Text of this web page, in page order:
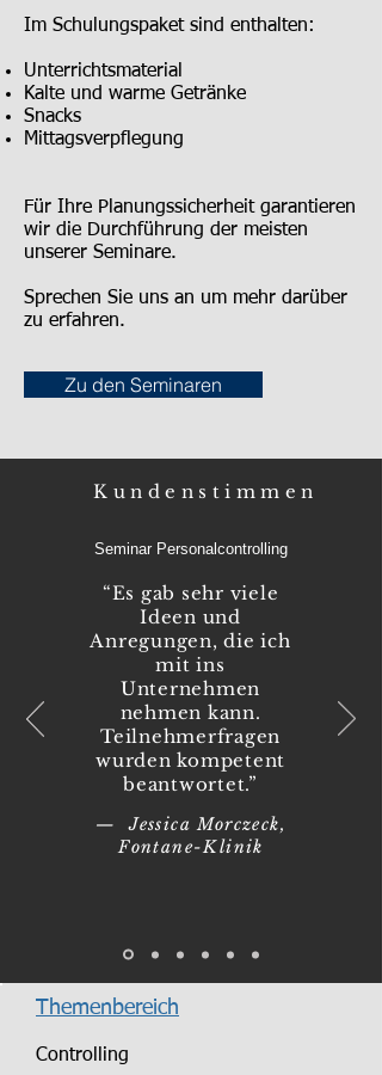
Im Schulungspaket sind enthalten:
Unterrichtsmaterial
Kalte und warme Getränke
Snacks
Mittagsverpflegung
Für Ihre Planungssicherheit garantieren
wir die Durchführung der meisten
unserer Seminare.
Sprechen Sie uns an um mehr darüber
zu erfahren.
Zu den Seminaren
Kundenstimmen
Seminar Personalcontrolling
“Es gab sehr viele
Ideen und
Anregungen, die ich
mit ins
Unternehmen
nehmen kann.
Teilnehmerfragen
wurden kompetent
beantwortet.”
— Jessica Morczeck,
Fontane-Klinik
Themenbereich
Controlling